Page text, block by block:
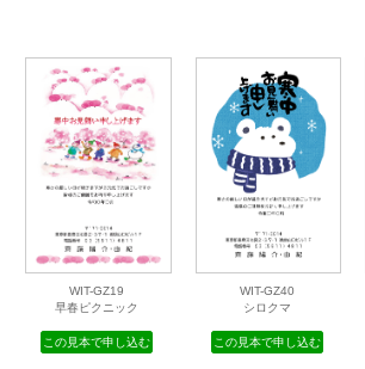
WIT-GZ08
雪紋と結晶
この見本で申し込む
WIT-GZ09
千両と雪うさぎ２
この見本で申し込む